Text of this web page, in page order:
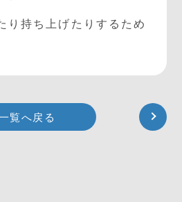
り持ち上げたりするため
覧へ戻る